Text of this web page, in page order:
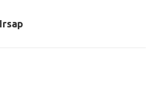
Irsap